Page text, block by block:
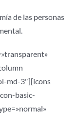
de las personas
md-3″][icons
basic-